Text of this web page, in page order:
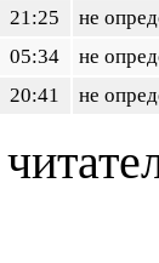
21:25
не
05:34
не
20:41 не